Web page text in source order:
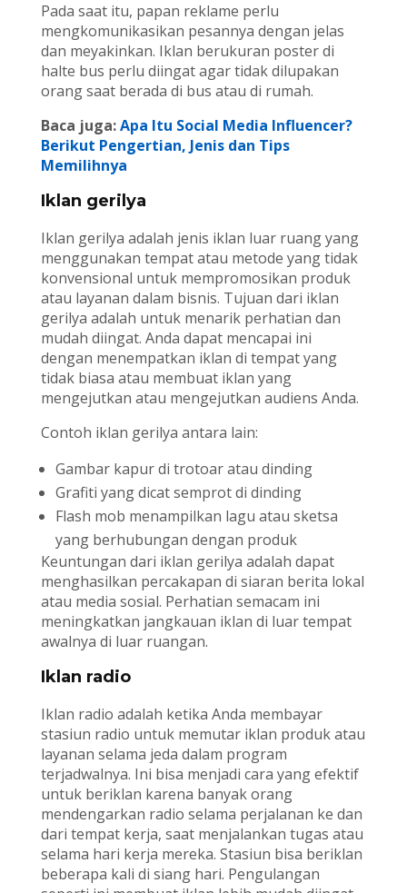
Pada saat itu, papan reklame perlu
mengkomunikasikan pesannya dengan jelas
dan meyakinkan. Iklan berukuran poster di
halte bus perlu diingat agar tidak dilupakan
orang saat berada di bus atau di rumah.
Baca juga:Apa Itu Social Media Influencer?
Berikut Pengertian, Jenis dan Tips
Memilihnya
Iklan gerilya
Iklan gerilya adalah jenis iklan luar ruang yang
menggunakan tempat atau metode yang tidak
konvensional untuk mempromosikan produk
atau layanan dalam bisnis. Tujuan dari iklan
gerilya adalah untuk menarik perhatian dan
mudah diingat. Anda dapat mencapai ini
dengan menempatkan iklan di tempat yang
tidak biasa atau membuat iklan yang
mengejutkan atau mengejutkan audiens Anda.
Contoh iklan gerilya antara lain:
Gambar kapur di trotoar atau dinding
Grafiti yang dicat semprot di dinding
Flash mob menampilkan lagu atau sketsa
yang berhubungan dengan produk
Keuntungan dari iklan gerilya adalah dapat
menghasilkan percakapan di siaran berita lokal
atau media sosial. Perhatian semacam ini
meningkatkan jangkauan iklan di luar tempat
awalnya di luar ruangan.
Iklan radio
Iklan radio adalah ketika Anda membayar
stasiun radio untuk memutar iklan produk atau
layanan selama jeda dalam program
terjadwalnya. Ini bisa menjadi cara yang efektif
untuk beriklan karena banyak orang
mendengarkan radio selama perjalanan ke dan
dari tempat kerja, saat menjalankan tugas atau
selama hari kerja mereka. Stasiun bisa beriklan
beberapa kali di siang hari. Pengulangan